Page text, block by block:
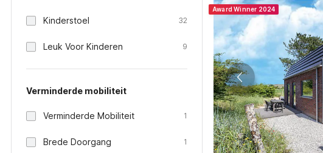
Kinderstoel 32
Leuk Voor Kinderen 9
Verminderde mobiliteit
Verminderde Mobiliteit 1
Brede Doorgang 1
Award Winner 2024